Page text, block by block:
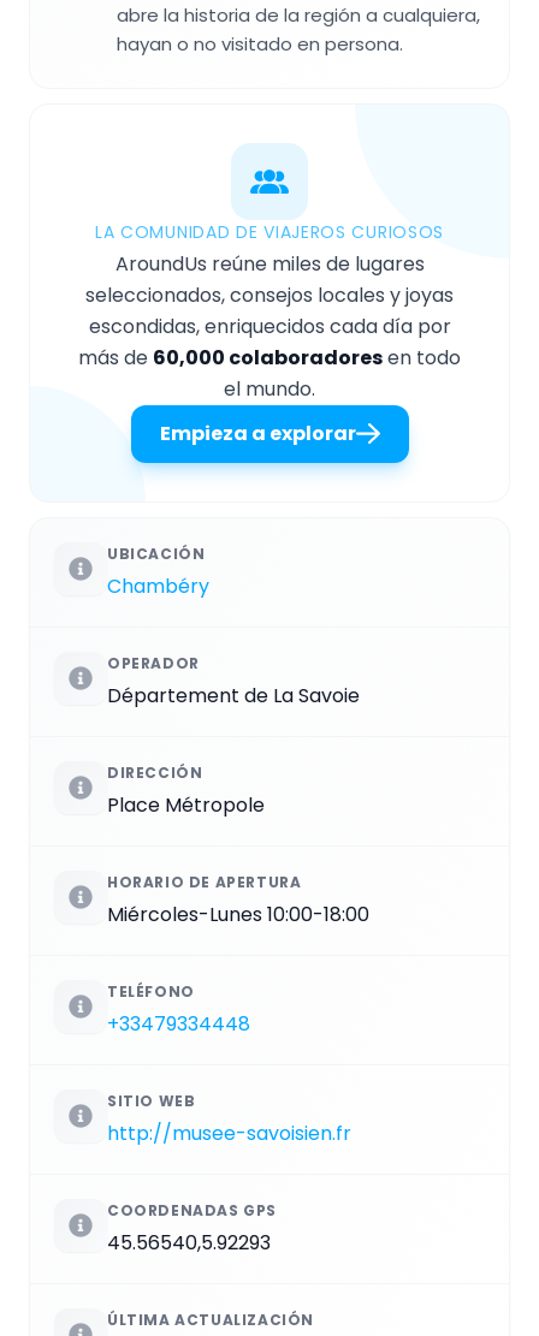
abre la historia de la región a cualquiera,
hayan o no visitado en persona.
LA COMUNIDAD DE VIAJEROS CURIOSOS
AroundUs reúne miles de lugares
seleccionados, consejos locales y joyas
escondidas, enriquecidos cada día por
más de 60,000 colaboradoresen todo
el mundo.
Empieza a explorar
UBICACIÓN
Chambéry
OPERADOR
Département de La Savoie
DIRECCIÓN
Place Métropole
HORARIO DE APERTURA
Miércoles-Lunes 10:00-18:00
TELÉFONO
+33479334448
SITIO WEB
http://musee-savoisien.fr
COORDENADAS GPS
45.56540,5.92293
ÚLTIMA ACTUALIZACIÓN